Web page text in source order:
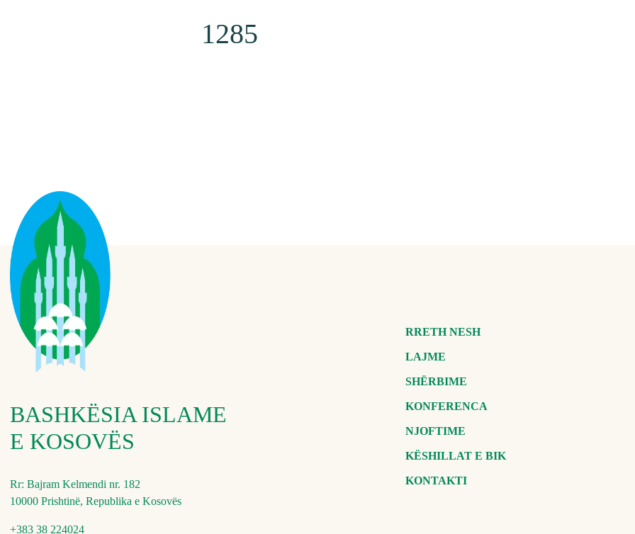
1285
BASHKËSIA ISLAME
E KOSOVËS
Rr: Bajram Kelmendi nr. 182
10000 Prishtinë, Republika e Kosovës
+383 38 224024
RRETH NESH
LAJME
SHËRBIME
KONFERENCA
NJOFTIME
KËSHILLAT E BIK
KONTAKTI